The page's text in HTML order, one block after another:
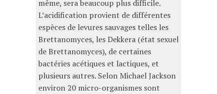
même, sera beaucoup plus difficile.
L’acidification provient de différentes
espèces de levures sauvages telles les
Brettanomyces, les Dekkera (état sexuel
de Brettanomyces), de certaines
bactéries acétiques et lactiques, et
plusieurs autres. Selon Michael Jackson
environ 20 micro-organismes sont